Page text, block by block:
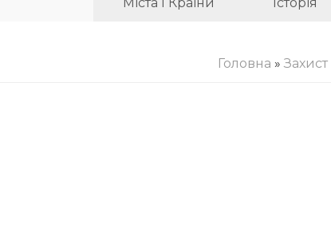
Головна » Захист